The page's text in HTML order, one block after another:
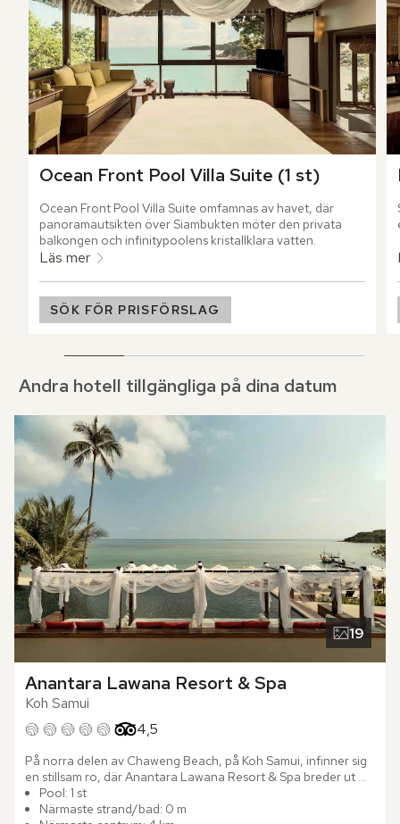
Ocean Front Pool Villa Suite (1 st)
Ocean Front Pool Villa Suite omfamnas av havet, där
panoramautsikten över Siambukten möter den privata
balkongen och infinitypoolens kristallklara vatten.
Läs mer
SÖK FÖR PRISFÖRSLAG
Andra hotell tillgängliga på dina datum
19
Anantara Lawana Resort & Spa
Koh Samui
4,5
Betyg från Tripadvisor: 4.5 of 5
På norra delen av Chaweng Beach, på Koh Samui, infinner sig
en stillsam ro, där Anantara Lawana Resort & Spa breder ut
sig. Omgiven av tropisk grönska, tillräckligt avskilt för att
kännas som din egen värld, men bara minuter från stadens
Pool: 1 st
Närmaste strand/bad: 0 m